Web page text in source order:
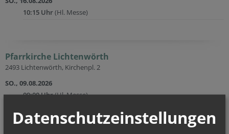
10:15 Uhr(Hl. Messe)
Pfarrkirche Lichtenwörth
2493 Lichtenwörth, Kirchenpl. 2
SO., 09.08.2026
09:00 Uhr(Hl. Messe)
MI., 12.08.2026
18:00 Uhr (Hl. Messe)
Datenschutzeinstellungen